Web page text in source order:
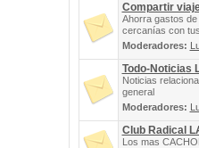
Compartir
Ahorra gastos
cercanías con
Moderadores:
Todo-Noticias
Noticias
general
Moderadores:
Club Radical
Los mas